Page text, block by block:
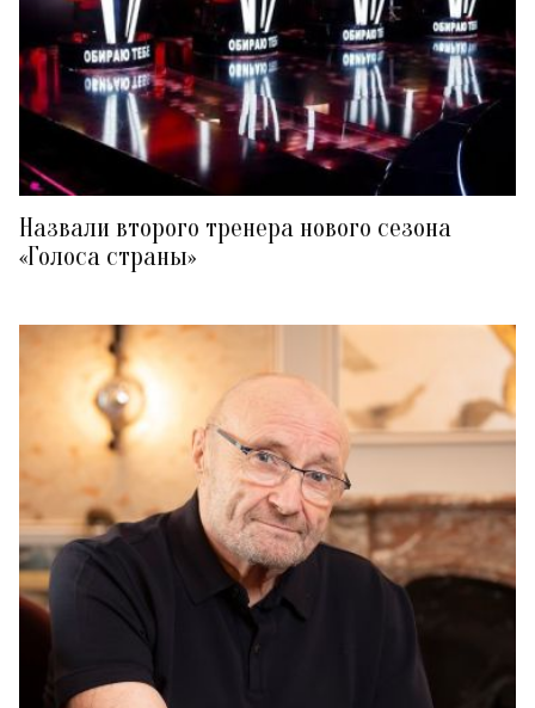
Назвали второго тренера нового сезона
«Голоса страны»